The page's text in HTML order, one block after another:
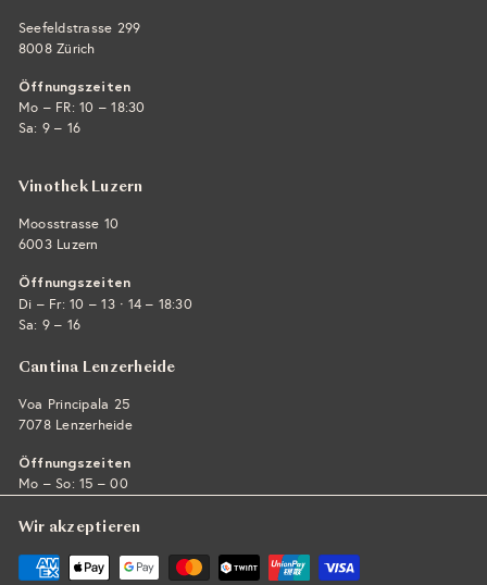
Seefeldstrasse 299
8008 Zürich
Öffnungszeiten
Mo – FR: 10 – 18:30
Sa: 9 – 16
Vinothek Luzern
Moosstrasse 10
6003 Luzern
Öffnungszeiten
Di – Fr: 10 – 13 · 14 – 18:30
Sa: 9 – 16
Cantina Lenzerheide
Voa Principala 25
7078 Lenzerheide
Öffnungszeiten
Mo – So: 15 – 00
Wir akzeptieren